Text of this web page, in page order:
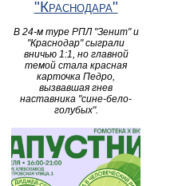
"Краснодара"
В 24-м туре РПЛ "Зенит" и
"Краснодар" сыграли
вничью 1:1, но главной
темой стала красная
карточка Педро,
вызвавшая гнев
наставника "сине-бело-
голубых".